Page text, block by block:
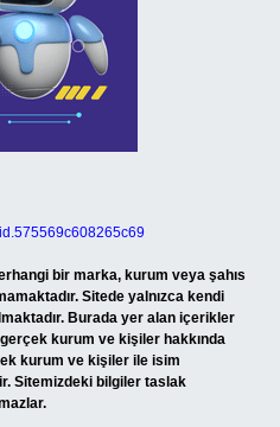
bir marka, kurum veya şahıs
Sitede yalnızca kendi
Burada yer alan içerikler
kurum ve kişiler hakkında
kurum ve kişiler ile isim
Sitemizdeki bilgiler taslak